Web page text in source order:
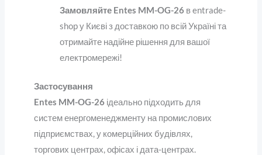
Замовляйте Entes MM-OG-26в entrade-
shop у Києві з доставкою по всій Україніта
отримайте надійне рішення для вашої
електромережі!
Застосування
Entes MM-OG-26ідеально підходить для
систем енергоменеджменту на промислових
підприємствах, у комерційних будівлях,
торгових центрах, офісах і дата-центрах.